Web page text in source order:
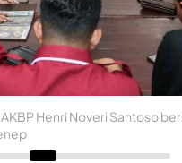
Henri Noveri Santoso